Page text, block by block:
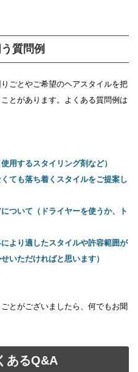
質問例
ごとやご希望のヘアスタイルを把
とがあります。よくある質問例は
用するスタイリング剤など）
ても落ち着くスタイルをご提案し
ついて（ドライヤーを使うか、ト
より適したスタイルや許容範囲が
いただければと思います）
とがございましたら、何でもお聞
あるQ&A